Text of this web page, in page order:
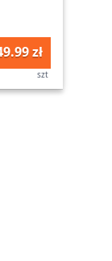
zł
szt